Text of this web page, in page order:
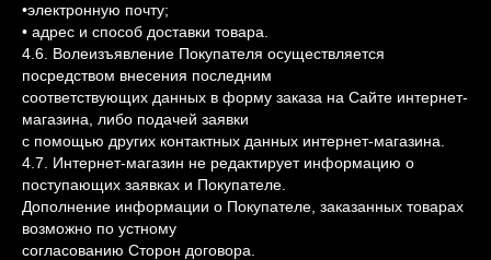
•электронную почту;
• адрес и способ доставки товара.
4.6. Волеизъявление Покупателя осуществляется
посредством внесения последним
соответствующих данных в форму заказа на Сайте интернет-
магазина, либо подачей заявки
с помощью других контактных данных интернет-магазина.
4.7. Интернет-магазин не редактирует информацию о
поступающих заявках и Покупателе.
Дополнение информации о Покупателе, заказанных товарах
возможно по устному
согласованию Сторон договора.